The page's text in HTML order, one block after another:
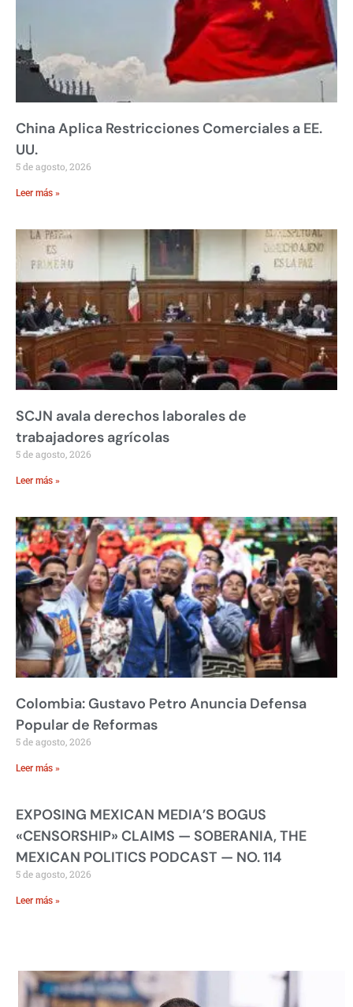
China Aplica Restricciones Comerciales a EE.
UU.
5 de agosto, 2026
Leer más »
SCJN avala derechos laborales de
trabajadores agrícolas
5 de agosto, 2026
Leer más »
Colombia: Gustavo Petro Anuncia Defensa
Popular de Reformas
5 de agosto, 2026
Leer más »
EXPOSING MEXICAN MEDIA’S BOGUS
«CENSORSHIP» CLAIMS — SOBERANIA, THE
MEXICAN POLITICS PODCAST — NO. 114
5 de agosto, 2026
Leer más »